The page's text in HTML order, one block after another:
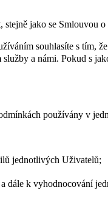
jako se Smlouvou
souhlasíte s tím,
a námi. Pokud s
používány v
jednotlivých Uživatelů;
dále k vyhodnocování